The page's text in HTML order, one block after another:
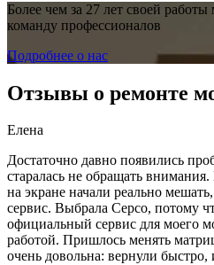
Более чем за 27 лет своей
команду профессионалов
Подробнее о нас
Отзывы о ремонте
Елена
Достаточно давно появились
старалась не обращать
на экране начали реально
сервис. Выбрала Серсо, потому
официальный сервис для моего
работой. Пришлось менять
очень довольна: вернули быстро,